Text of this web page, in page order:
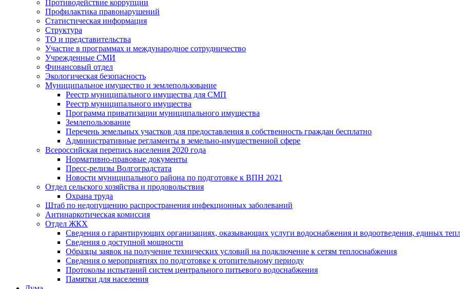
Противодействие коррупции
Профилактика правонарушений
Статистическая информация
Структура
ТО и представительства
Участие в программах и международное сотрудничество
Учрежденные СМИ
Финансовый отдел
Экологическая безопасность
Муниципальное имущество и землепользование
Реестр муниципального имущества для СМП
Реестр муниципального имущества
Программа приватизации муниципального имущества
Землепользование
Перечень земельных участков для предоставления в собственность граждан бесплатно
Административные регламенты в земельно-имущественной сфере
Всероссийская перепись населения 2020 года
Нормативно-правовые документы
Пресс-релизы Волгоградстата
Новости муниципального района по подготовке к ВПН 2021
Отдел сельского хозяйства и продовольствия
Охрана труда
Штаб по недопущению распространения инфекционных заболеваний
Антинаркотическая комиссия
Отдел ЖКХ
Сведения о гарантирующих организациях, оказывающих услуги водоснабжения и водоотведения, единых
Сведения о доступной мощности
Образцы заявок на получение технических условий на подключение к сетям теплоснабжения
Сведения о мероприятиях по подготовке к отопительному периоду
Протоколы испытаний систем центрального питьевого водоснабжения
Памятки для населения